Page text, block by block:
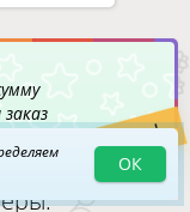
Акция!
ОК